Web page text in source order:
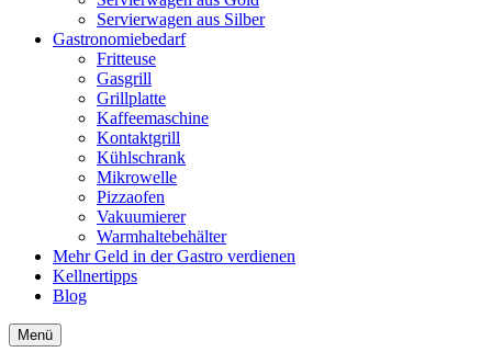
Servierwagen aus Silber
Gastronomiebedarf
Fritteuse
Gasgrill
Grillplatte
Kaffeemaschine
Kontaktgrill
Kühlschrank
Mikrowelle
Pizzaofen
Vakuumierer
Warmhaltebehälter
Mehr Geld in der Gastro verdienen
Kellnertipps
Blog
Menü